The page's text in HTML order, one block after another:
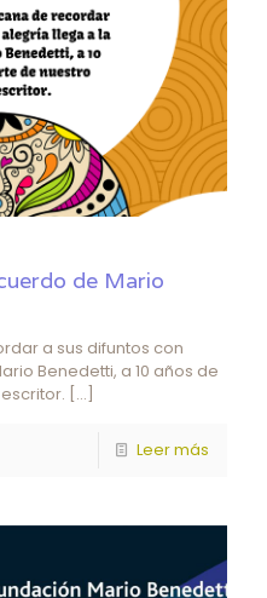
de Mario
a sus difuntos con
Benedetti, a 10 años de
[…]
Leer más